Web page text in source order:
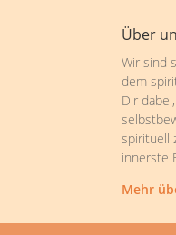
Über
Wir sind
dem
Dir
spirituell
innerste
Mehr